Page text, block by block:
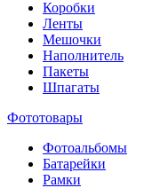
Коробки
Ленты
Мешочки
Наполнитель
Пакеты
Шпагаты
Фототовары
Фотоальбомы
Батарейки
Рамки